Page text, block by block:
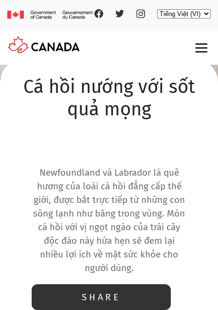
đến
Social
Select
Main
navigation
Cá hồi nướng với sốt
quả mọng
Newfoundland và Labrador là quê
hương của loài cá hồi đẳng cấp thế
giới, được bắt trực tiếp từ những con
sông lạnh như băng trong vùng. Món
cá hồi với vị ngọt ngào của trái cây
độc đáo này hứa hẹn sẽ đem lại
nhiều lợi ích về mặt sức khỏe cho
người dùng.
SHARE